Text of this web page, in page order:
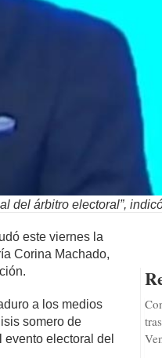
del árbitro electoral”,
este viernes la
Corina Machado,
a los medios
somero de
electoral del